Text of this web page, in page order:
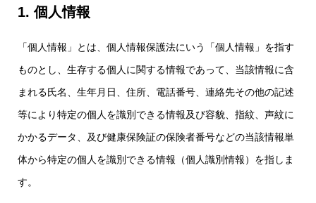
1. 個人情報
「個人情報」とは、個人情報保護法にいう「個人情報」を指す
ものとし、生存する個人に関する情報であって、当該情報に含
まれる氏名、生年月日、住所、電話番号、連絡先その他の記述
等により特定の個人を識別できる情報及び容貌、指紋、声紋に
かかるデータ、及び健康保険証の保険者番号などの当該情報単
体から特定の個人を識別できる情報（個人識別情報）を指しま
す。